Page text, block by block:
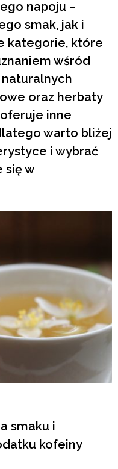
napoju –
smak, jak i
kategorie, które
wśród
oraz herbaty
inne
warto bliżej
i wybrać
się w
smaku i
kofeiny